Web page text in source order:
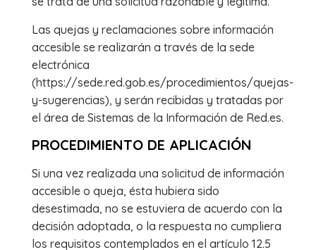
Las quejas y reclamaciones sobre información
accesible se realizarán a través de la sede
electrónica
(https://sede.red.gob.es/procedimientos/quejas-
y-sugerencias), y serán recibidas y tratadas por
el área de Sistemas de la Información de Red.es.
PROCEDIMIENTO DE APLICACIÓN
Si una vez realizada una solicitud de información
accesible o queja, ésta hubiera sido
desestimada, no se estuviera de acuerdo con la
decisión adoptada, o la respuesta no cumpliera
los requisitos contemplados en el artículo 12.5